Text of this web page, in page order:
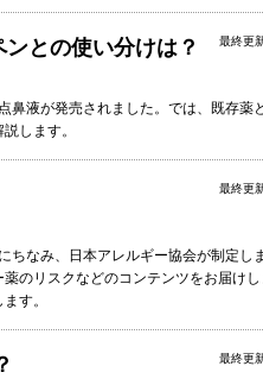
との使い分けは？ 最終更
液が発売されました。では、既存薬
します。
最終更
ちなみ、日本アレルギー協会が制定し
のリスクなどのコンテンツをお届けし
す。
最終更